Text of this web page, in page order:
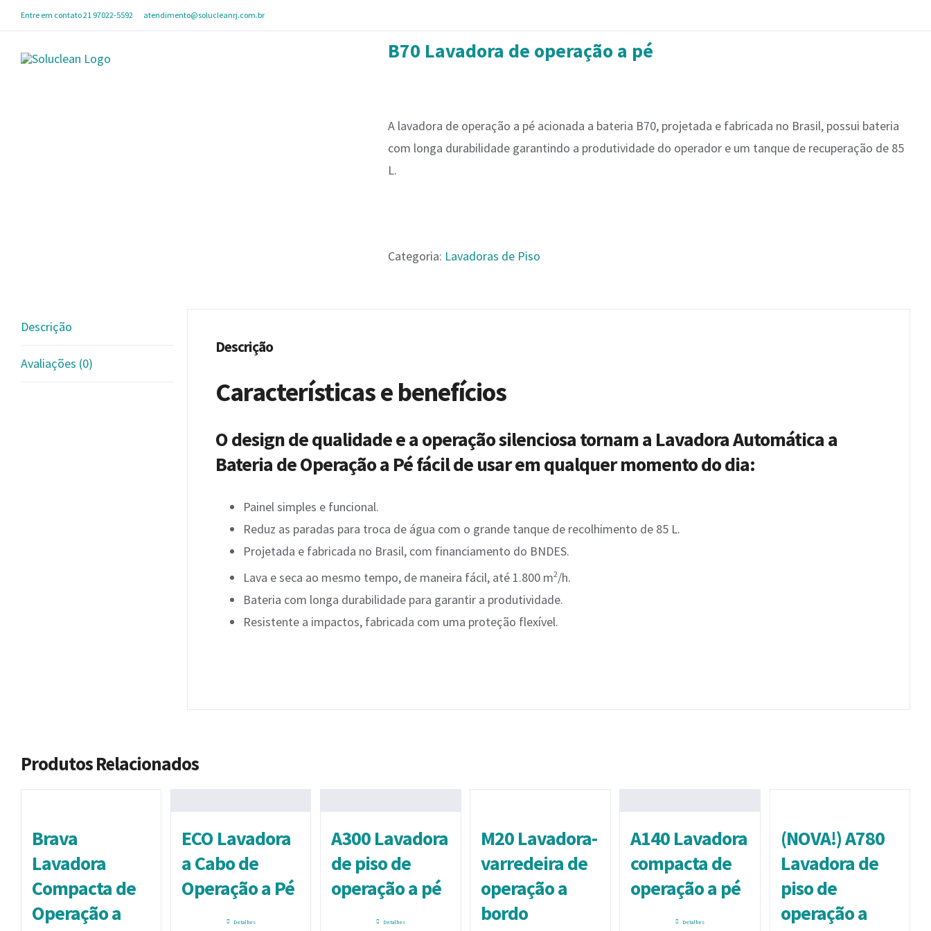
content
Entre em contato 21 97022-5592 atendimento@solucleanrj.com.br
B70 Lavadora de operação a pé
A lavadora de operação a pé acionada a bateria B70, projetada e fabricada no Brasil, possui bateria
com longa durabilidade garantindo a produtividade do operador e um tanque de recuperação de 85
L.
Categoria: Lavadoras de Piso
Descrição
Avaliações (0)
Descrição
Características e benefícios
O design de qualidade e a operação silenciosa tornam a Lavadora Automática a
Bateria de Operação a Pé fácil de usar em qualquer momento do dia:
Painel simples e funcional.
Reduz as paradas para troca de água com o grande tanque de recolhimento de 85 L.
Projetada e fabricada no Brasil, com financiamento do BNDES.
Lava e seca ao mesmo tempo, de maneira fácil, até 1.800 m2/h.
Bateria com longa durabilidade para garantir a produtividade.
Resistente a impactos, fabricada com uma proteção flexível.
Produtos Relacionados
Brava
Lavadora
Compacta de
Operação a
ECO Lavadora
a Cabo de
Operação a Pé
Detalhes
A300 Lavadora
de piso de
operação a pé
Detalhes
M20 Lavadora-
varredeira de
operação a
bordo
A140 Lavadora
compacta de
operação a pé
Detalhes
(NOVA!) A780
Lavadora de
piso de
operação a